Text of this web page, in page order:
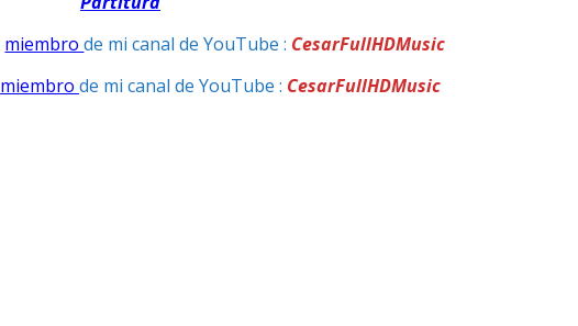
miembrode mi canal de YouTube : CesarFullHDMusic
miembro de mi canal de YouTube : CesarFullHDMusic